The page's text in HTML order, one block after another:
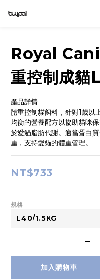
Royal
重控制成貓
產品詳情
體重控制貓飼料，針對1歲以
均衡的營養配方以協助貓咪
於愛貓脂肪代謝。適當蛋白
重，支持愛貓的體重管理。
NT$733
規格
加入購物車